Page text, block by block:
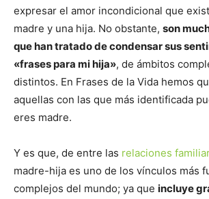
expresar el amor incondicional que
madre y una hija. No obstante, son
que han tratado de condensar sus
«frases para mi hija», de ámbitos
distintos. En Frases de la Vida hemos
aquellas con las que más identificada
eres madre.
Y es que, de entre las relaciones
madre-hija es uno de los vínculos más
complejos del mundo; ya que incluye